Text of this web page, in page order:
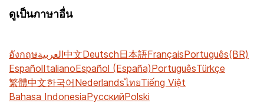
ดูเป็นภาษาอื่น
อังกฤษالعربية中文Deutsch日本語FrançaisPortuguês(BR)
EspañolItalianoEspañol (España)PortuguêsTürkçe
繁體中文한국어NederlandsไทยTiếng Việt
Bahasa IndonesiaРусскийPolski